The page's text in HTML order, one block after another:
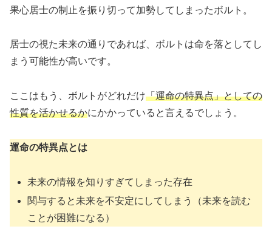
果心居士の制止を振り切って加勢してしまったボルト。
居士の視た未来の通りであれば、ボルトは命を落としてし
まう可能性が高いです。
ここはもう、ボルトがどれだけ「運命の特異点」としての
性質を活かせるかにかかっていると言えるでしょう。
運命の特異点とは
未来の情報を知りすぎてしまった存在
関与すると未来を不安定にしてしまう（未来を読む
ことが困難になる）